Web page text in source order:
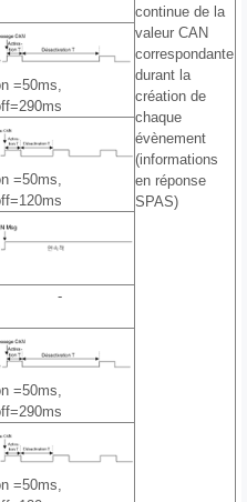
continue de la
valeur CAN
correspondante
durant la
création de
chaque
évènement
(informations
en réponse
SPAS)
=50ms,
=50ms,
-
=50ms,
=50ms,